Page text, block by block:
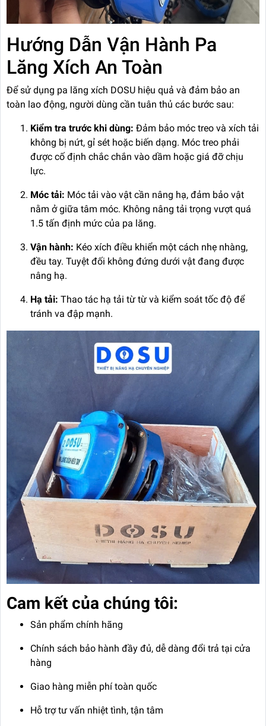
Hướng Dẫn Vận Hành Pa
Lăng Xích An Toàn
Để sử dụng pa lăng xích DOSU hiệu quả và đảm bảo an
toàn lao động, người dùng cần tuân thủ các bước sau:
Kiểm tra trước khi dùng: Đảm bảo móc treo và xích tải
không bị nứt, gỉ sét hoặc biến dạng. Móc treo phải
được cố định chắc chắn vào dầm hoặc giá đỡ chịu
lực.
Móc tải: Móc tải vào vật cần nâng hạ, đảm bảo vật
nằm ở giữa tâm móc. Không nâng tải trọng vượt quá
1.5 tấn định mức của pa lăng.
Vận hành: Kéo xích điều khiển một cách nhẹ nhàng,
đều tay. Tuyệt đối không đứng dưới vật đang được
nâng hạ.
Hạ tải: Thao tác hạ tải từ từ và kiểm soát tốc độ để
tránh va đập mạnh.
Cam kết của chúng tôi:
Sản phẩm chính hãng
Chính sách bảo hành đầy đủ, dễ dàng đổi trả tại cửa
hàng
Giao hàng miễn phí toàn quốc
Hỗ trợ tư vấn nhiệt tình, tận tâm